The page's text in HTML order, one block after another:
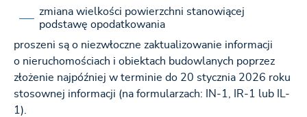
zmiana wielkości powierzchni stanowiącej
podstawę opodatkowania
proszeni są o niezwłoczne zaktualizowanie informacji
o nieruchomościach i obiektach budowlanych poprzez
złożenie najpóźniej w terminie do 20 stycznia 2026 roku
stosownej informacji (na formularzach: IN-1, IR-1 lub IL-
1).